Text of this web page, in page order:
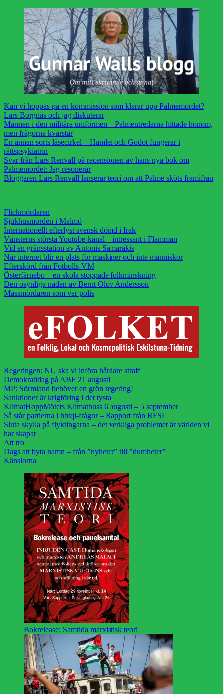
Kan vi hoppas på en kommission som klarar upp Palmemordet?
Lars Borgnäs och jag diskuterar
Mannen i den militära uniformen – Palmeutredarna hittade honom,
men frågorna kvarstår
En annan sorts läsecirkel – Hamlet och Godot fungerar i
rättspsykiatrin
Svar från Lars Renvall på recensionen av hans nya bok om
Palmemordet: Jag resonerar
Bloggaren Lars Renvall lanserar teori om att Palme sköts framifrån
Flickmördaren
Sjukhusmorden i Malmö
Internationellt efterlyst svensk dömd i Irak
Vänsterns största Youtube-kanal – intressant i Flamman
Vid en gränsstation av Antonis Samarakis
När internet blir en plats för maskiner och inte människor
Efterskörd från Fotbolls-VM
Österfärnebo – en skola stoppade folkminskning
Den osynliga nåden av Bernt Olov Andersson
Massmördaren som var polis
Regeringen: NU ska vi införa hårdare straff
Demokratidag på ABF 21 augusti
MP: Sörmland behöver en grön regering!
Sanktioner är krigföring i det tysta
KlimatHoppMötets Klimatbuss 6 augusti – 5 september
Så står partierna i hbtqi-frågor – Rapport från RFSL
Sluta skylla på flyktingarna – det verkliga problemet är världen vi
har skapat
Att tro
Dags att byta namn – från ”nyheter” till ”dumheter”
Känslorna
Bokrelease: Samtida marxistisk teori